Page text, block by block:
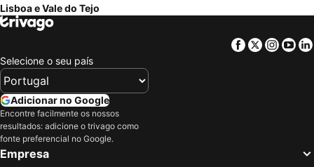
Hotéis em Amora
Hotéis em Comporta
Hotéis em Cadaval
Hotéis em Aldeia do Meco
Hotéis em Odivelas
Hotéis em Sobral de Monte Agraço
Hotéis em Barreiro
Hotéis em Pinhal Novo
Lisboa e Vale do Tejo
Facebook
Twitter
Selecione o seu país
Adicionar no Google
Encontre facilmente os nossos
resultados: adicione o trivago como
fonte preferencial no Google.
Empresa